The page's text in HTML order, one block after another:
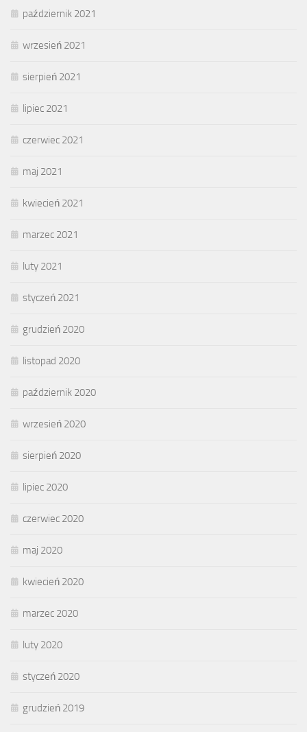
październik 2021
wrzesień 2021
sierpień 2021
lipiec 2021
czerwiec 2021
maj 2021
kwiecień 2021
marzec 2021
luty 2021
styczeń 2021
grudzień 2020
listopad 2020
październik 2020
wrzesień 2020
sierpień 2020
lipiec 2020
czerwiec 2020
maj 2020
kwiecień 2020
marzec 2020
luty 2020
styczeń 2020
grudzień 2019